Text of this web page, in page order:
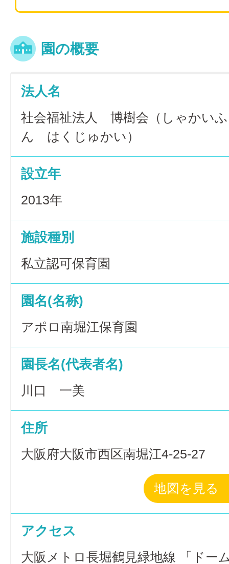
園の概要
法人名
社会福祉法人 博樹会（しゃかい
ん はくじゅかい）
設立年
2013年
施設種別
私立認可保育園
園名(名称)
アポロ南堀江保育園
園長名(代表者名)
川口 一美
住所
大阪府大阪市西区南堀江4-25-27
地図を見る
アクセス
大阪メトロ長堀鶴見緑地線 「ドー